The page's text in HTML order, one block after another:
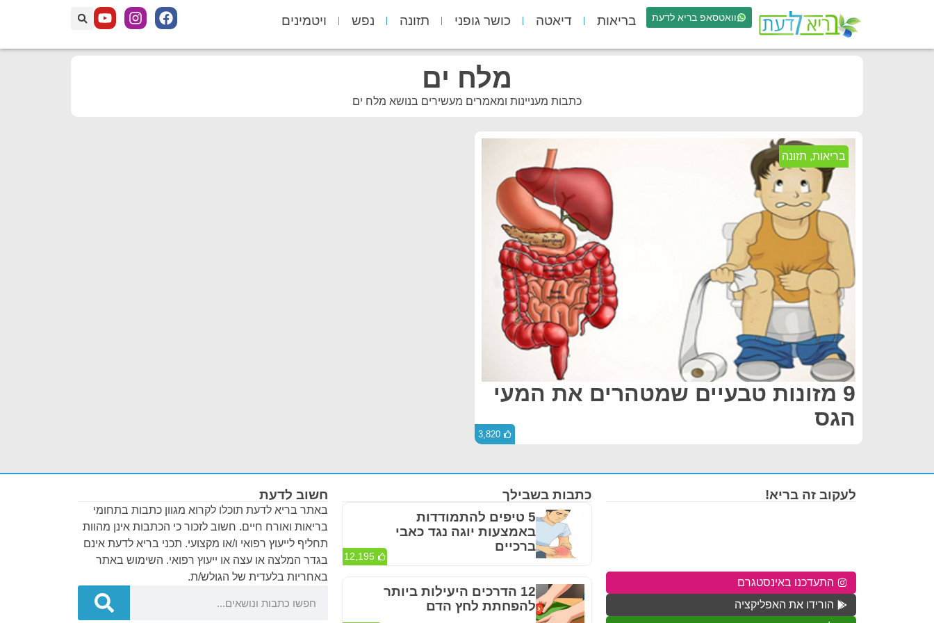
וואטסאפ בריא לדעת בריאות דיאטה כושר גופני תזונה נפש ויטמינים
מלח ים
כתבות מעניינות ומאמרים מעשירים בנושא מלח ים
בריאות, תזונה
9 מזונות טבעיים שמטהרים את המעי
הגס
3,820
חשוב לדעת
באתר בריא לדעת תוכלו לקרוא מגוון כתבות בתחומי
בריאות ואורח חיים. חשוב לזכור כי הכתבות אינן מהוות
תחליף לייעוץ רפואי ו/או מקצועי. תכני בריא לדעת אינם
בגדר המלצה או עצה או ייעוץ רפואי. השימוש באתר
באחריות בלעדית של הגולש/ת.
כתבות בשבילך
5 טיפים להתמודדות
באמצעות יוגה נגד כאבי
ברכיים
12,195
12 הדרכים היעילות ביותר
להפחתת לחץ הדם
לעקוב זה בריא!
התעדכנו באינסטגרם
הורידו את האפליקציה